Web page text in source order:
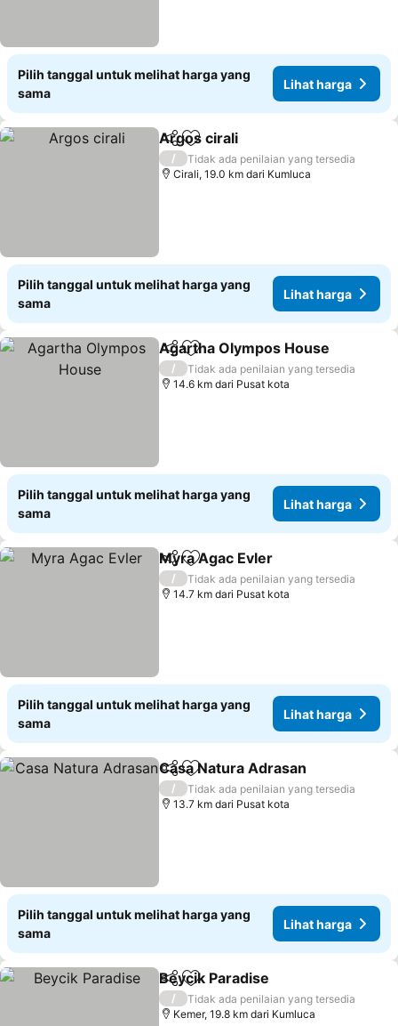
Pilih tanggal untuk melihat harga yang
sama
Lihat harga
BagikanTambahkan ke favorit
Argos cirali
/
Tidak ada penilaian yang tersedia
Cirali, 19.0 km dari Kumluca
Pilih tanggal untuk melihat harga yang
sama
Lihat harga
BagikanTambahkan ke favorit
Agartha Olympos House
/
Tidak ada penilaian yang tersedia
14.6 km dari Pusat kota
Pilih tanggal untuk melihat harga yang
sama
Lihat harga
BagikanTambahkan ke favorit
Myra Agac Evler
/
Tidak ada penilaian yang tersedia
14.7 km dari Pusat kota
Pilih tanggal untuk melihat harga yang
sama
Lihat harga
BagikanTambahkan ke favorit
Casa Natura Adrasan
/
Tidak ada penilaian yang tersedia
13.7 km dari Pusat kota
Pilih tanggal untuk melihat harga yang
sama
Lihat harga
BagikanTambahkan ke favorit
Beycik Paradise
/
Tidak ada penilaian yang tersedia
Kemer, 19.8 km dari Kumluca